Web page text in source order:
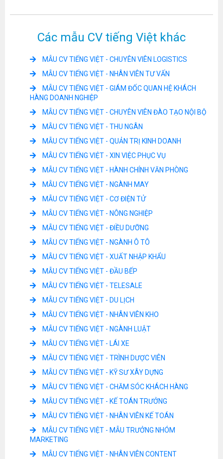
Các mẫu CV tiếng Việt khác
MẪU CV TIẾNG VIỆT - CHUYÊN VIÊN LOGISTICS
MẪU CV TIẾNG VIỆT - NHÂN VIÊN TƯ VẤN
MẪU CV TIẾNG VIỆT - GIÁM ĐỐC QUAN HỆ KHÁCH
HÀNG DOANH NGHIỆP
MẪU CV TIẾNG VIỆT - CHUYÊN VIÊN ĐÀO TẠO NỘI BỘ
MẪU CV TIẾNG VIỆT - THU NGÂN
MẪU CV TIẾNG VIỆT - QUẢN TRỊ KINH DOANH
MẪU CV TIẾNG VIỆT - XIN VIỆC PHỤC VỤ
MẪU CV TIẾNG VIỆT - HÀNH CHÍNH VĂN PHÒNG
MẪU CV TIẾNG VIỆT - NGÀNH MAY
MẪU CV TIẾNG VIỆT - CƠ ĐIỆN TỬ
MẪU CV TIẾNG VIỆT - NÔNG NGHIỆP
MẪU CV TIẾNG VIỆT - ĐIỀU DƯỠNG
MẪU CV TIẾNG VIỆT - NGÀNH Ô TÔ
MẪU CV TIẾNG VIỆT - XUẤT NHẬP KHẨU
MẪU CV TIẾNG VIỆT - ĐẦU BẾP
MẪU CV TIẾNG VIỆT - TELESALE
MẪU CV TIẾNG VIỆT - DU LỊCH
MẪU CV TIẾNG VIỆT - NHÂN VIÊN KHO
MẪU CV TIẾNG VIỆT - NGÀNH LUẬT
MẪU CV TIẾNG VIỆT - LÁI XE
MẪU CV TIẾNG VIỆT - TRÌNH DƯỢC VIÊN
MẪU CV TIẾNG VIỆT - KỸ SƯ XÂY DỰNG
MẪU CV TIẾNG VIỆT - CHĂM SÓC KHÁCH HÀNG
MẪU CV TIẾNG VIỆT - KẾ TOÁN TRƯỞNG
MẪU CV TIẾNG VIỆT - NHÂN VIÊN KẾ TOÁN
MẪU CV TIẾNG VIỆT - MẪU TRƯỞNG NHÓM
MARKETING
MẪU CV TIẾNG VIỆT - NHÂN VIÊN CONTENT